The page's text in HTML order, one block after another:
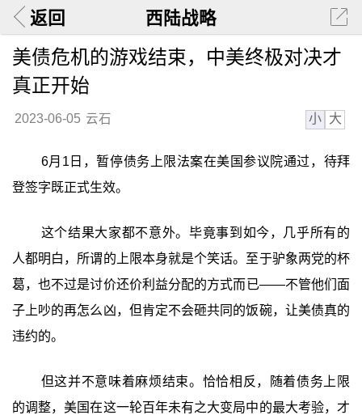
返回 西陆战略
美债危机的游戏结束，中美终极对决才
真正开始
2023-06-05 云石 小 大
6月1日，暂停债务上限法案在美国参议院通过，待拜
登签字既正式生效。
这个结果大家都不意外。毕竟事到如今，几乎所有的
人都明白，所谓的上限本身就是个笑话。至于驴象两党的杯
葛，也不过是讨价还价利益分配的方式而已——不管他们面
子上吵的再怎么凶，但肯定不会砸共同的饭碗，让美债真的
违约的。
但这并不意味着麻烦结束。恰恰相反，随着债务上限
的调整，美国在这一轮百年未有之大变局中的最大考验，才